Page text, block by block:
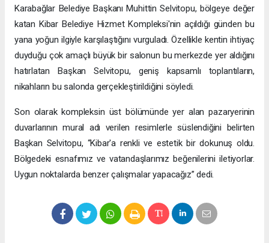
Karabağlar Belediye Başkanı Muhittin Selvitopu, bölgeye değer
katan Kibar Belediye Hizmet Kompleksi'nin açıldığı günden bu
yana yoğun ilgiyle karşılaştığını vurguladı. Özellikle kentin ihtiyaç
duyduğu çok amaçlı büyük bir salonun bu merkezde yer aldığını
hatırlatan Başkan Selvitopu, geniş kapsamlı toplantıların,
nikahların bu salonda gerçekleştirildiğini söyledi.
Son olarak kompleksin üst bölümünde yer alan pazaryerinin
duvarlarının mural adı verilen resimlerle süslendiğini belirten
Başkan Selvitopu, “Kibar'a renkli ve estetik bir dokunuş oldu.
Bölgedeki esnafımız ve vatandaşlarımız beğenilerini iletiyorlar.
Uygun noktalarda benzer çalışmalar yapacağız” dedi.